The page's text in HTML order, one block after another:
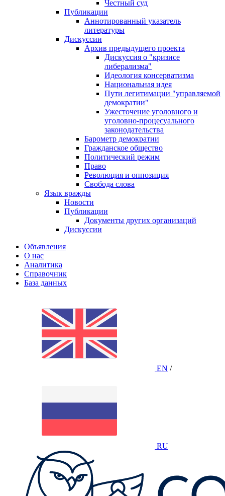
Честный суд
Публикации
Аннотированный указатель
литературы
Дискуссии
Архив предыдущего проекта
Дискуссия о "кризисе
либерализма"
Идеология консерватизма
Национальная идея
Пути легитимации "управляемой
демократии"
Ужесточение уголовного и
уголовно-процесуального
законодательства
Барометр демократии
Гражданское общество
Политический режим
Право
Революция и оппозиция
Свобода слова
Язык вражды
Новости
Публикации
Документы других организаций
Дискуссии
Объявления
О нас
Аналитика
Справочник
База данных
EN /
RU